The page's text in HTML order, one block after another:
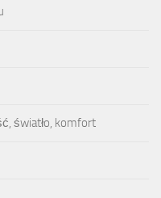
światło, komfort